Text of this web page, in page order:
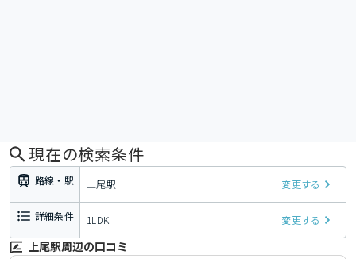
現在の検索条件
路線・駅 上尾駅 変更する
詳細条件 1LDK 変更する
上尾駅周辺の口コミ